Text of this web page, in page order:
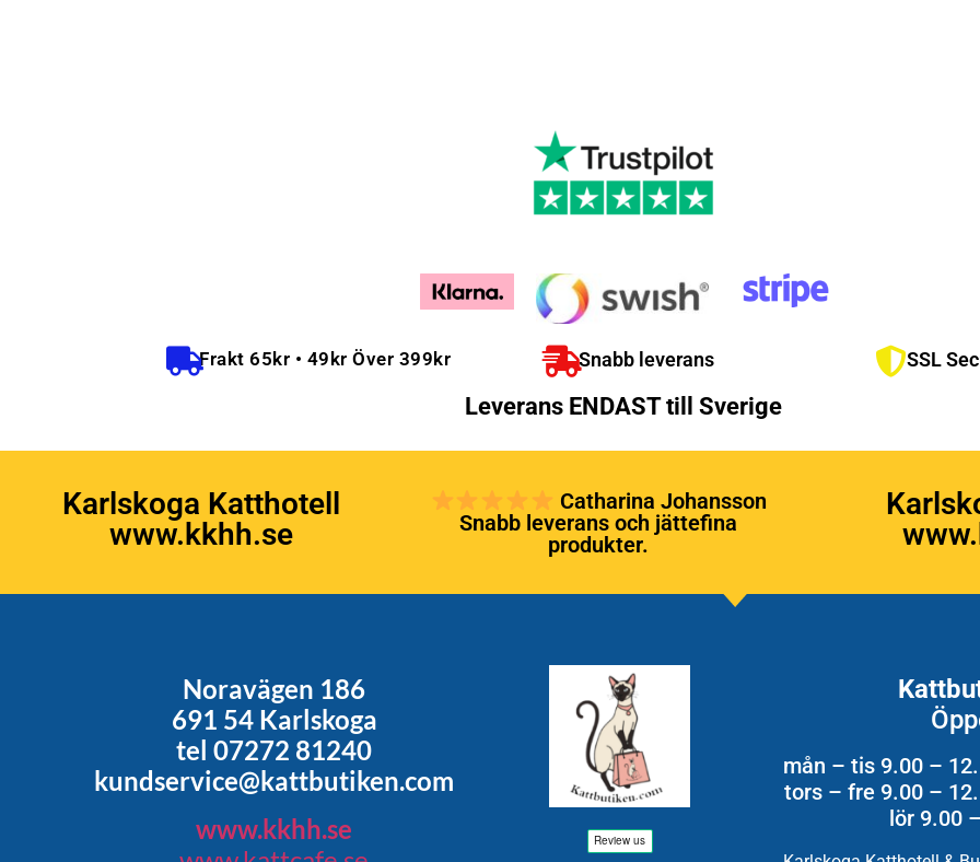
Frakt 65kr • 49kr Över 399kr Snabb leverans SSL
Leverans ENDAST till Sverige
Karlskoga Katthotell
www.kkhh.se
Catharina Johansson
Snabb leverans och jättefina
produkter.
Noravägen 186
691 54 Karlskoga
tel 07272 81240
kundservice@kattbutiken.com
www.kkhh.se
mån – tis 9.00 –
tors – fre 9.00 –
lör 9.00